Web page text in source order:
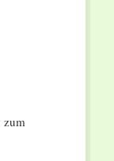
zum